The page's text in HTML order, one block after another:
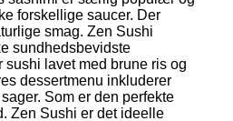
forskellige saucer. Der
smag. Zen Sushi
sundhedsbevidste
sushi lavet med brune ris og
dessertmenu inkluderer
Som er den perfekte
Zen Sushi er det ideelle